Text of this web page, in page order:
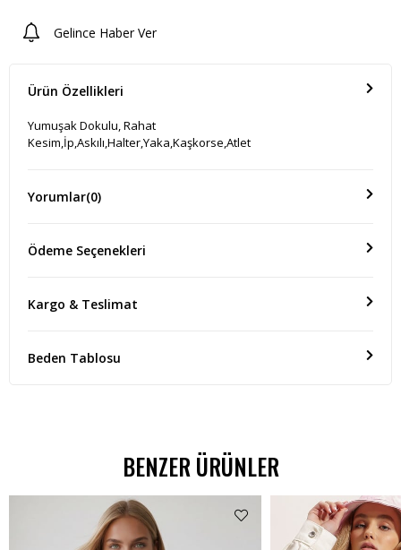
Gelince Haber Ver
Ürün Özellikleri
Yumuşak Dokulu, Rahat
Kesim,İp,Askılı,Halter,Yaka,Kaşkorse,Atlet
Yorumlar(0)
Ödeme Seçenekleri
Kargo & Teslimat
Beden Tablosu
BENZER ÜRÜNLER